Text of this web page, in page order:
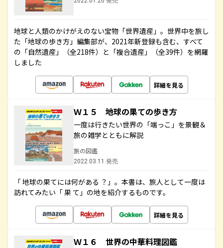
地球と人類のかけがえのない宝物「世界遺産」。世界中を旅し
た「地球の歩き方」編集部が、2021年新登録も含む、すべて
の「自然遺産」（全218件）と「複合遺産」（全39件）を網羅
しました
詳細を見る
Ｗ１５ 地球の果ての歩き方
一度は行きたい世界の「端っこ」を景観＆
旅の雑学とともに解説
旅の図鑑
2022.03.11 発売
「 地球の果てには何がある ？」。本書は、旅人として一度は
訪れてみたい「 果 て」の地を紹介するものです。
詳細を見る
Ｗ１６ 世界の中華料理図鑑